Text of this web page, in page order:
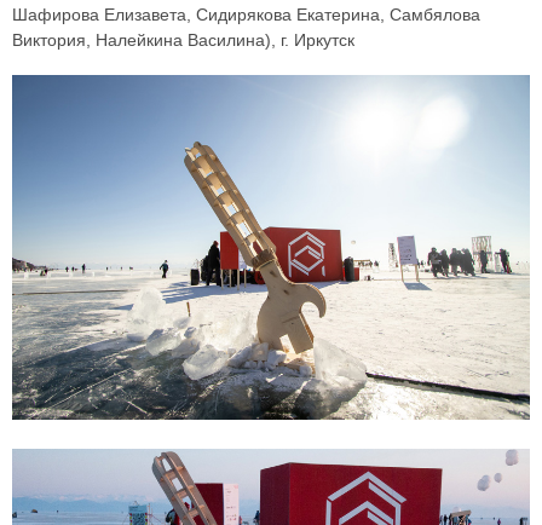
Шафирова Елизавета, Сидирякова Екатерина, Самбялова
Виктория, Налейкина Василина), г. Иркутск